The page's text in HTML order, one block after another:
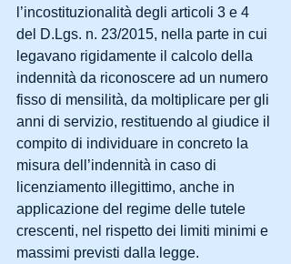
l’incostituzionalità degli articoli 3 e 4
del D.Lgs. n. 23/2015, nella parte in cui
legavano rigidamente il calcolo della
indennità da riconoscere ad un numero
fisso di mensilità, da moltiplicare per gli
anni di servizio, restituendo al giudice il
compito di individuare in concreto la
misura dell’indennità in caso di
licenziamento illegittimo, anche in
applicazione del regime delle tutele
crescenti, nel rispetto dei limiti minimi e
massimi previsti dalla legge.